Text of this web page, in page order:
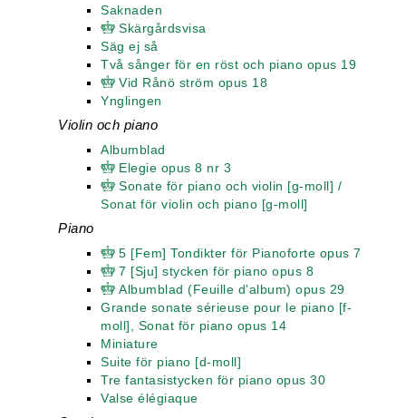
Saknaden
Skärgårdsvisa
Säg ej så
Två sånger för en röst och piano opus 19
Vid Rånö ström opus 18
Ynglingen
Violin och piano
Albumblad
Elegie opus 8 nr 3
Sonate för piano och violin [g-moll] /
Sonat för violin och piano [g-moll]
Piano
5 [Fem] Tondikter för Pianoforte opus 7
7 [Sju] stycken för piano opus 8
Albumblad (Feuille d'album) opus 29
Grande sonate sérieuse pour le piano [f-
moll], Sonat för piano opus 14
Miniature
Suite för piano [d-moll]
Tre fantasistycken för piano opus 30
Valse élégiaque